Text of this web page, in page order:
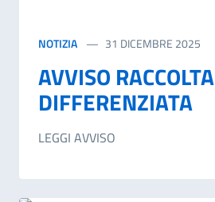
NOTIZIA 31 DICEMBRE 2025
AVVISO RACCOLTA
DIFFERENZIATA
LEGGI AVVISO